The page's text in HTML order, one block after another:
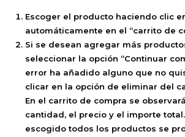
Escoger el producto haciendo clic
automáticamente en el “carrito de
Si se desean agregar más
seleccionar la opción “Continuar
error ha añadido alguno que no
clicar en la opción de eliminar del
En el carrito de compra se
cantidad, el precio y el importe
escogido todos los productos se